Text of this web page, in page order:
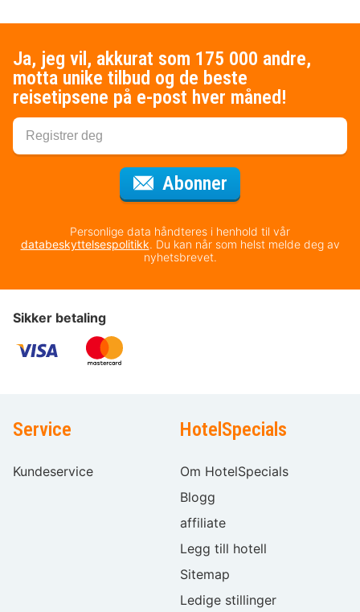
Ja, jeg vil, akkurat som 175 000 andre,
motta unike tilbud og de beste
reisetipsene på e-post hver måned!
Abonner
Personlige data håndteres i henhold til vår
databeskyttelsespolitikk. Du kan når som helst melde deg av
nyhetsbrevet.
Sikker betaling
Service
Kundeservice
HotelSpecials
Om HotelSpecials
Blogg
affiliate
Legg till hotell
Sitemap
Ledige stillinger